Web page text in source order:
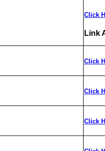
Click
Link
Click
Click
Click